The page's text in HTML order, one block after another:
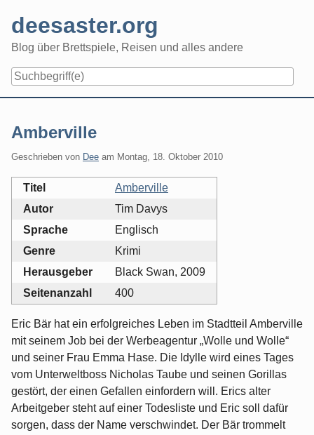
content
deesaster.org
Blog über Brettspiele, Reisen und alles andere
Amberville
Geschrieben von Dee am Montag, 18. Oktober 2010
Titel
Amberville
Autor
Tim Davys
Sprache
Englisch
Genre
Krimi
Herausgeber
Black Swan, 2009
Seitenanzahl
400
Eric Bär hat ein erfolgreiches Leben im Stadtteil Amberville
mit seinem Job bei der Werbeagentur „Wolle und Wolle“
und seiner Frau Emma Hase. Die Idylle wird eines Tages
vom Unterweltboss Nicholas Taube und seinen Gorillas
gestört, der einen Gefallen einfordern will. Erics alter
Arbeitgeber steht auf einer Todesliste und Eric soll dafür
sorgen, dass der Name verschwindet. Der Bär trommelt